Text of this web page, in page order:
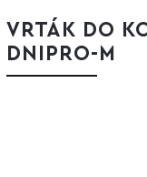
VRTÁK DO
DNIPRO-M